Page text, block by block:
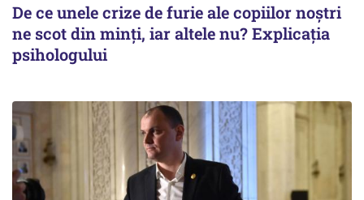
De ce unele crize de furie ale copiilor noștri
ne scot din minți, iar altele nu? Explicația
psihologului